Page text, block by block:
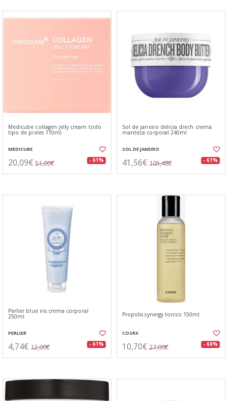
Medicube collagen jelly cream todo
tipo de pieles 110ml
MEDICUBE
20,09€ 51,00€ - 61%
Sol de janeiro delicia drech crema
manteca corporal 240ml
SOL DE JANEIRO
41,56€ 105,48€ - 61%
Perlier blue iris crema corporal
250ml
PERLIER
4,74€ 12,00€ - 61%
Propolis synergy tonico 150ml
COSRX
10,70€ 27,00€ - 60%